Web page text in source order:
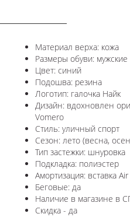
Материал верха: кожа
Размеры обуви:
Цвет: синий
Подошва: резина
Логотип: галочка Найк
Дизайн: вдохновлен
Vomero
Стиль: уличный спорт
Сезон: лето (весна,
Тип застежки: шнуровка
Подкладка: полиэстер
Амортизация: вставка Air
Беговые: да
Наличие в магазине в
Скидка - да